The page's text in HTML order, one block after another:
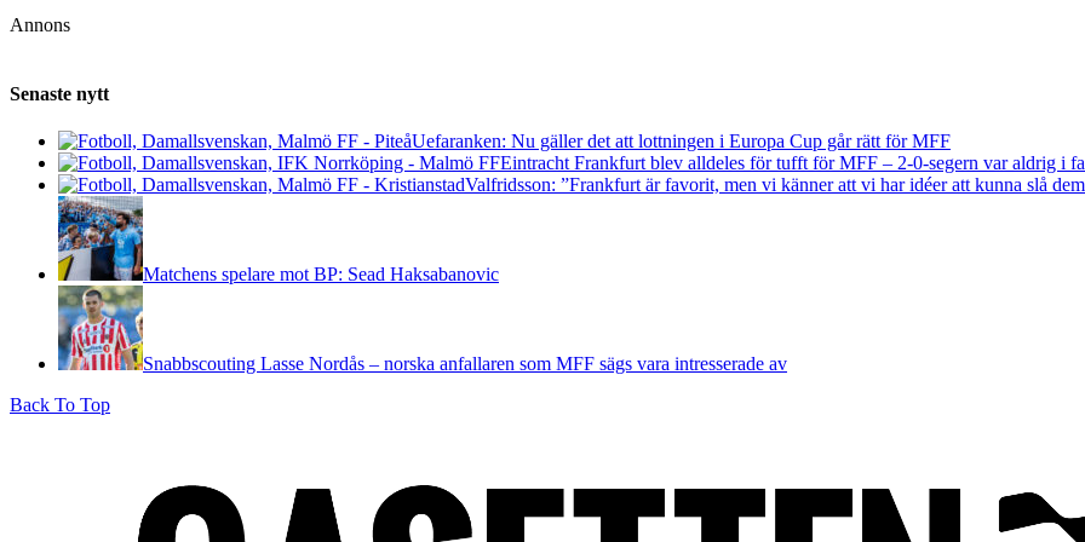
Annons
Senaste nytt
Uefaranken: Nu gäller det att lottningen i Europa Cup går rätt för MFF
Eintracht Frankfurt blev alldeles för tufft för MFF – 2-0-segern var aldrig i
Valfridsson: ”Frankfurt är favorit, men vi känner att vi har idéer att kunna slå
Matchens spelare mot BP: Sead Haksabanovic
Snabbscouting Lasse Nordås – norska anfallaren som MFF sägs vara intresserade av
Back To Top